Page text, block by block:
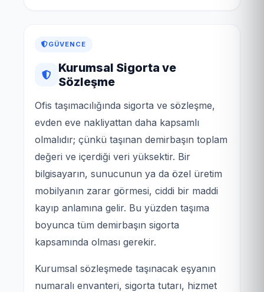
GÜVENCE
Kurumsal Sigorta ve
Sözleşme
Ofis taşımacılığında sigorta ve sözleşme,
evden eve nakliyattan daha kapsamlı
olmalıdır; çünkü taşınan demirbaşın toplam
değeri ve içerdiği veri yüksektir. Bir
bilgisayarın, sunucunun ya da özel üretim
mobilyanın zarar görmesi, ciddi bir maddi
kayıp anlamına gelir. Bu yüzden taşıma
boyunca tüm demirbaşın sigorta
kapsamında olması gerekir.
Kurumsal sözleşmede taşınacak eşyanın
numaralı envanteri, sigorta tutarı, hizmet